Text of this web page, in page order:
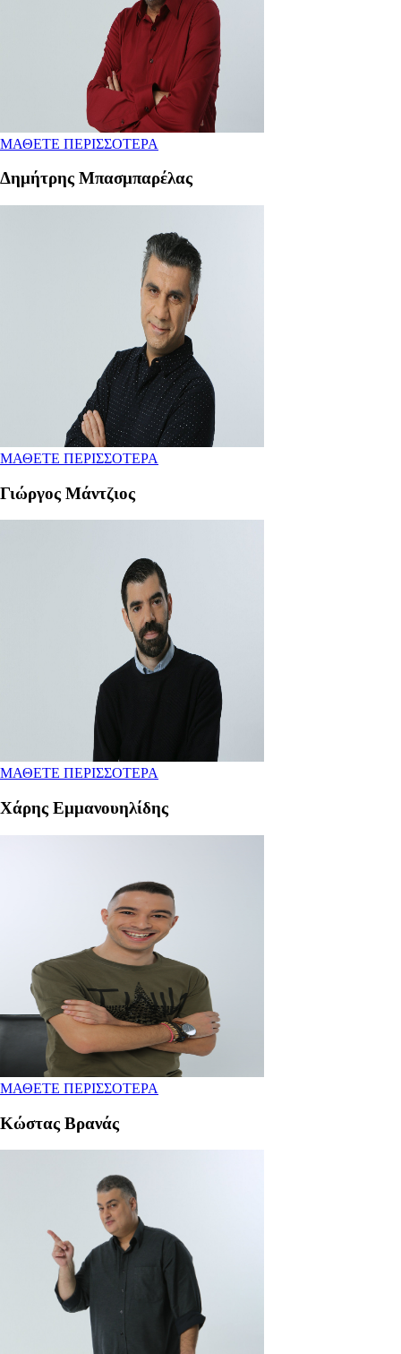
ΜΑΘΕΤΕ ΠΕΡΙΣΣΟΤΕΡΑ
Δημήτρης Μπασμπαρέλας
ΜΑΘΕΤΕ ΠΕΡΙΣΣΟΤΕΡΑ
Γιώργος Μάντζιος
ΜΑΘΕΤΕ ΠΕΡΙΣΣΟΤΕΡΑ
Χάρης Εμμανουηλίδης
ΜΑΘΕΤΕ ΠΕΡΙΣΣΟΤΕΡΑ
Κώστας Βρανάς